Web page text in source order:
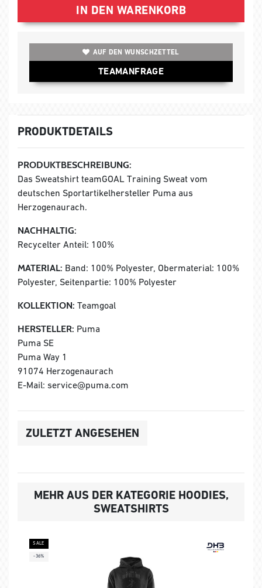
IN DEN WARENKORB
AUF DEN WUNSCHZETTEL
TEAMANFRAGE
PRODUKTDETAILS
PRODUKTBESCHREIBUNG:
Das Sweatshirt teamGOAL Training Sweat vom
deutschen Sportartikelhersteller Puma aus
Herzogenaurach.
NACHHALTIG:
Recycelter Anteil: 100%
MATERIAL: Band: 100% Polyester, Obermaterial: 100%
Polyester, Seitenpartie: 100% Polyester
KOLLEKTION: Teamgoal
HERSTELLER: Puma
Puma SE
Puma Way 1
91074 Herzogenaurach
E-Mail: service@puma.com
ZULETZT ANGESEHEN
MEHR AUS DER KATEGORIE HOODIES,
SWEATSHIRTS
SALE
-36%